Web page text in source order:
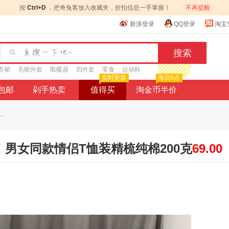
按 Ctrl+D ，把奇兔客放入收藏夹，折扣信息一手掌握！ 不再提醒
新浪登录 QQ登录 淘宝
裙 毛呢外套 取暖器 四件套 零食 运动鞋
邮 剁手热卖 值得买
实时更新
淘金币半价
每日0点
女同款情侣T恤装精梳纯棉200克69.00